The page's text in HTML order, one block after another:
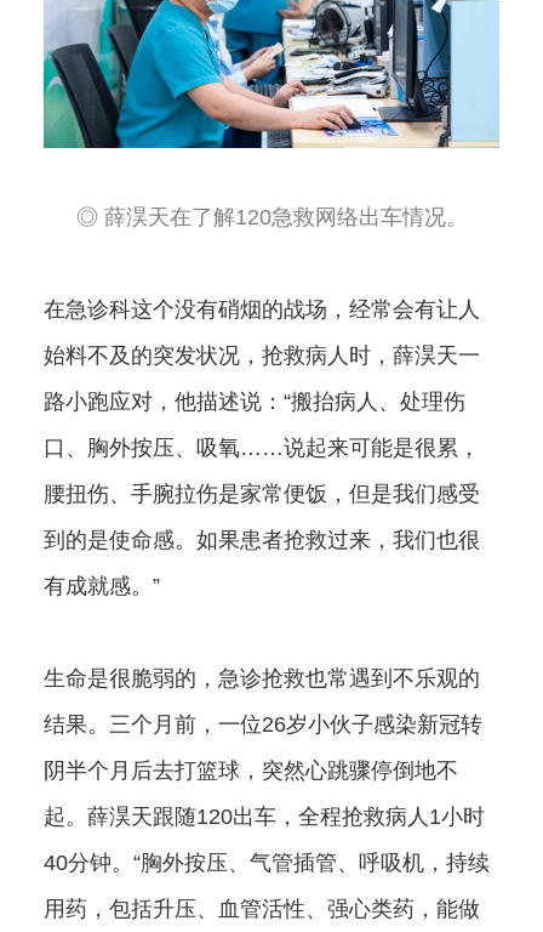
◎ 薛淏天在了解120急救网络出车情况。
在急诊科这个没有硝烟的战场，经常会有让人
始料不及的突发状况，抢救病人时，薛淏天一
路小跑应对，他描述说：“搬抬病人、处理伤
口、胸外按压、吸氧……说起来可能是很累，
腰扭伤、手腕拉伤是家常便饭，但是我们感受
到的是使命感。如果患者抢救过来，我们也很
有成就感。”
生命是很脆弱的，急诊抢救也常遇到不乐观的
结果。三个月前，一位26岁小伙子感染新冠转
阴半个月后去打篮球，突然心跳骤停倒地不
起。薛淏天跟随120出车，全程抢救病人1小时
40分钟。“胸外按压、气管插管、呼吸机，持续
用药，包括升压、血管活性、强心类药，能做